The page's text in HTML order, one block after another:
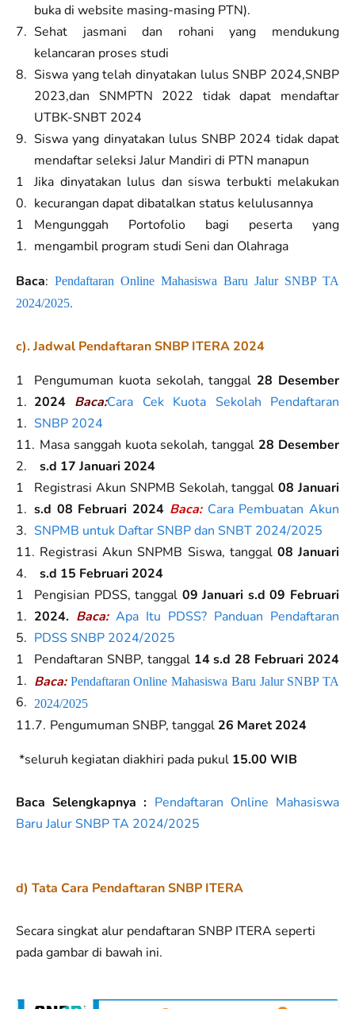
buka di website masing-masing PTN).
Sehat jasmani dan rohani yang mendukung
kelancaran proses studi
Siswa yang telah dinyatakan lulus SNBP 2024,SNBP
2023,dan SNMPTN 2022 tidak dapat mendaftar
UTBK-SNBT 2024
Siswa yang dinyatakan lulus SNBP 2024 tidak dapat
mendaftar seleksi Jalur Mandiri di PTN manapun
Jika dinyatakan lulus dan siswa terbukti melakukan
kecurangan dapat dibatalkan status kelulusannya
Mengunggah Portofolio bagi peserta yang
mengambil program studi Seni dan Olahraga
Baca: Pendaftaran Online Mahasiswa Baru Jalur SNBP TA
2024/2025.
c). Jadwal Pendaftaran SNBP ITERA 2024
Pengumuman kuota sekolah, tanggal 28 Desember
2024 Baca:Cara Cek Kuota Sekolah Pendaftaran
SNBP 2024
Masa sanggah kuota sekolah, tanggal 28 Desember
s.d 17 Januari 2024
Registrasi Akun SNPMB Sekolah, tanggal08 Januari
s.d 08 Februari 2024 Baca: Cara Pembuatan Akun
SNPMB untuk Daftar SNBP dan SNBT 2024/2025
Registrasi Akun SNPMB Siswa, tanggal 08 Januari
s.d 15 Februari 2024
Pengisian PDSS, tanggal 09 Januari s.d 09 Februari
2024. Baca: Apa Itu PDSS? Panduan Pendaftaran
PDSS SNBP 2024/2025
Pendaftaran SNBP, tanggal 14 s.d 28 Februari 2024
Baca: Pendaftaran Online Mahasiswa Baru Jalur SNBP TA
2024/2025
Pengumuman SNBP, tanggal 26 Maret 2024
*seluruh kegiatan diakhiri pada pukul 15.00 WIB
Baca Selengkapnya : Pendaftaran Online Mahasiswa
Baru Jalur SNBP TA 2024/2025
d) Tata Cara Pendaftaran SNBP ITERA
Secara singkat alur pendaftaran SNBP ITERA seperti
pada gambar di bawah ini.